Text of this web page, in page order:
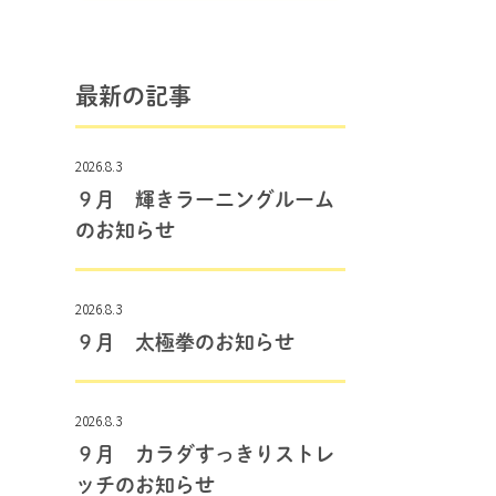
最新の記事
2026.8.3
９月 輝きラーニングルーム
のお知らせ
2026.8.3
９月 太極拳のお知らせ
2026.8.3
９月 カラダすっきりストレ
ッチのお知らせ